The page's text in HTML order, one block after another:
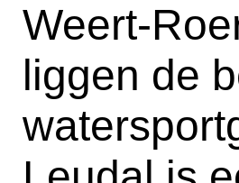
Weert-
liggen de